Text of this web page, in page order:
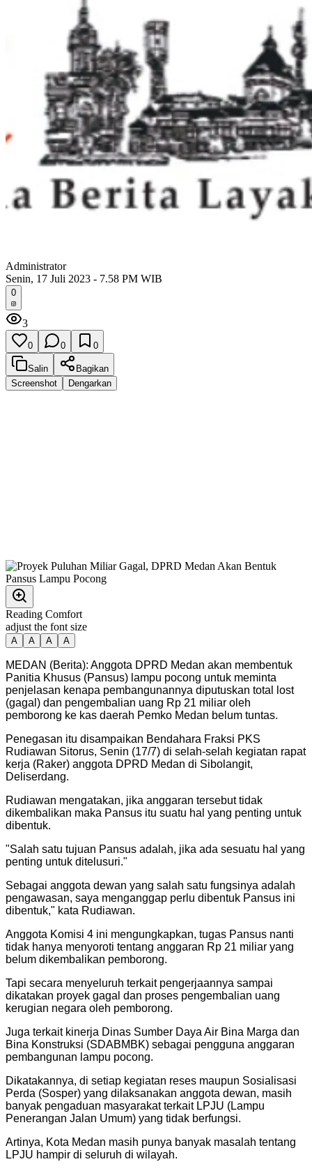
Administrator
Senin, 17 Juli 2023 - 7.58 PM WIB
0
3
0 0 0
Salin
Bagikan
Screenshot
Dengarkan
Reading Comfort
adjust the font size
A A A A
MEDAN (Berita): Anggota DPRD Medan akan membentuk
Panitia Khusus (Pansus) lampu pocong untuk meminta
penjelasan kenapa pembangunannya diputuskan total lost
(gagal) dan pengembalian uang Rp 21 miliar oleh
pemborong ke kas daerah Pemko Medan belum tuntas.
Penegasan itu disampaikan Bendahara Fraksi PKS
Rudiawan Sitorus, Senin (17/7) di selah-selah kegiatan rapat
kerja (Raker) anggota DPRD Medan di Sibolangit,
Deliserdang.
Rudiawan mengatakan, jika anggaran tersebut tidak
dikembalikan maka Pansus itu suatu hal yang penting untuk
dibentuk.
"Salah satu tujuan Pansus adalah, jika ada sesuatu hal yang
penting untuk ditelusuri."
Sebagai anggota dewan yang salah satu fungsinya adalah
pengawasan, saya menganggap perlu dibentuk Pansus ini
dibentuk," kata Rudiawan.
Anggota Komisi 4 ini mengungkapkan, tugas Pansus nanti
tidak hanya menyoroti tentang anggaran Rp 21 miliar yang
belum dikembalikan pemborong.
Tapi secara menyeluruh terkait pengerjaannya sampai
dikatakan proyek gagal dan proses pengembalian uang
kerugian negara oleh pemborong.
Juga terkait kinerja Dinas Sumber Daya Air Bina Marga dan
Bina Konstruksi (SDABMBK) sebagai pengguna anggaran
pembangunan lampu pocong.
Dikatakannya, di setiap kegiatan reses maupun Sosialisasi
Perda (Sosper) yang dilaksanakan anggota dewan, masih
banyak pengaduan masyarakat terkait LPJU (Lampu
Penerangan Jalan Umum) yang tidak berfungsi.
Artinya, Kota Medan masih punya banyak masalah tentang
LPJU hampir di seluruh di wilayah.